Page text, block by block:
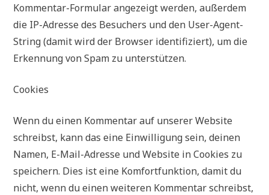
Kommentar-Formular angezeigt werden, außerdem
die IP-Adresse des Besuchers und den User-Agent-
String (damit wird der Browser identifiziert), um die
Erkennung von Spam zu unterstützen.
Cookies
Wenn du einen Kommentar auf unserer Website
schreibst, kann das eine Einwilligung sein, deinen
Namen, E-Mail-Adresse und Website in Cookies zu
speichern. Dies ist eine Komfortfunktion, damit du
nicht, wenn du einen weiteren Kommentar schreibst,